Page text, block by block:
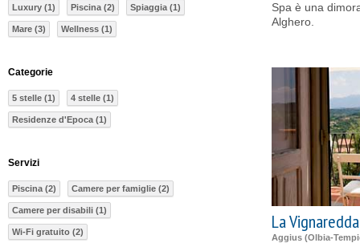
Spa è una
Alghero.
La Vignaredda
Aggius (Olbia-
Luxury (1) Piscina (2) Spiaggia (1)
Mare (3) Wellness (1)
Categorie
5 stelle (1) 4 stelle (1)
Residenze d'Epoca (1)
Servizi
Piscina (2) Camere per famiglie (2)
Camere per disabili (1)
Wi-Fi gratuito (2)